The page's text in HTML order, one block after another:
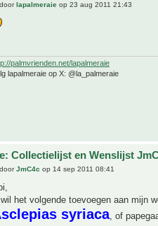
doorlapalmeraie op 23 aug 2011 21:43
palmvrienden.net/lapalmeraie
lapalmeraie op X: @la_palmeraie
Collectielijst en Wenslijst
doorJmC4c op 14 sep 2011 08:41
het volgende toevoegen aan mijn
syriaca, of